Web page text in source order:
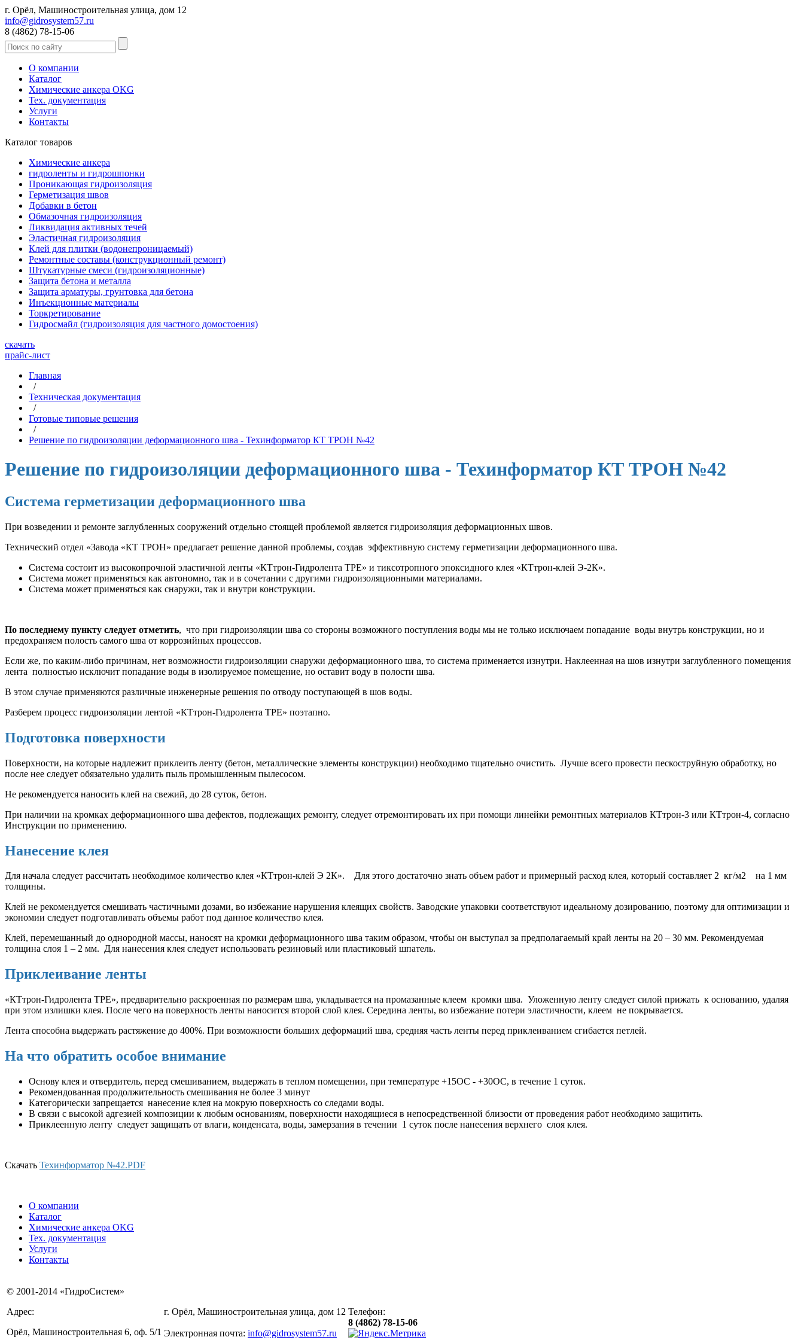
г. Орёл, Машиностроительная улица, дом 12
info@gidrosystem57.ru
8 (4862) 78-15-06
О компании
Каталог
Химические анкера OKG
Тех. документация
Услуги
Контакты
Каталог товаров
Химические анкера
гидроленты и гидрошпонки
Проникающая гидроизоляция
Герметизация швов
Добавки в бетон
Обмазочная гидроизоляция
Ликвидация активных течей
Эластичная гидроизоляция
Клей для плитки (водонепроницаемый)
Ремонтные составы (конструкционный ремонт)
Штукатурные смеси (гидроизоляционные)
Защита бетона и металла
Защита арматуры, грунтовка для бетона
Инъекционные материалы
Торкретирование
Гидросмайл (гидроизоляция для частного домостоения)
скачать
прайс-лист
Главная
/
Техническая документация
/
Готовые типовые решения
/
Решение по гидроизоляции деформационного шва - Техинформатор КТ ТРОН №42
Решение по гидроизоляции деформационного шва - Техинформатор КТ ТРОН №42
Система герметизации деформационного шва
При возведении и ремонте заглубленных сооружений отдельно стоящей проблемой является гидроизоляция деформационных швов.
Технический отдел «Завода «КТ ТРОН» предлагает решение данной проблемы, создав эффективную систему герметизации деформационного шва.
Система состоит из высокопрочной эластичной ленты «КТтрон-Гидролента ТРЕ» и тиксотропного эпоксидного клея «КТтрон-клей Э-2К».
Система может применяться как автономно, так и в сочетании с другими гидроизоляционными материалами.
Система может применяться как снаружи, так и внутри конструкции.
По последнему пункту следует отметить, что при гидроизоляции шва со стороны возможного поступления воды мы не только исключаем попадание воды внутрь конструкции, но и
предохраняем полость самого шва от коррозийных процессов.
Если же, по каким-либо причинам, нет возможности гидроизоляции снаружи деформационного шва, то система применяется изнутри. Наклеенная на шов изнутри заглубленного помещения
лента полностью исключит попадание воды в изолируемое помещение, но оставит воду в полости шва.
В этом случае применяются различные инженерные решения по отводу поступающей в шов воды.
Разберем процесс гидроизоляции лентой «КТтрон-Гидролента ТРЕ» поэтапно.
Подготовка поверхности
Поверхности, на которые надлежит приклеить ленту (бетон, металлические элементы конструкции) необходимо тщательно очистить. Лучше всего провести пескоструйную обработку, но
после нее следует обязательно удалить пыль промышленным пылесосом.
Не рекомендуется наносить клей на свежий, до 28 суток, бетон.
При наличии на кромках деформационного шва дефектов, подлежащих ремонту, следует отремонтировать их при помощи линейки ремонтных материалов КТтрон-3 или КТтрон-4, согласно
Инструкции по применению.
Нанесение клея
Для начала следует рассчитать необходимое количество клея «КТтрон-клей Э 2К». Для этого достаточно знать объем работ и примерный расход клея, который составляет 2 кг/м2 на 1 мм
толщины.
Клей не рекомендуется смешивать частичными дозами, во избежание нарушения клеящих свойств. Заводские упаковки соответствуют идеальному дозированию, поэтому для оптимизации и
экономии следует подготавливать объемы работ под данное количество клея.
Клей, перемешанный до однородной массы, наносят на кромки деформационного шва таким образом, чтобы он выступал за предполагаемый край ленты на 20 – 30 мм. Рекомендуемая
толщина слоя 1 – 2 мм. Для нанесения клея следует использовать резиновый или пластиковый шпатель.
Приклеивание ленты
«КТтрон-Гидролента ТРЕ», предварительно раскроенная по размерам шва, укладывается на промазанные клеем кромки шва. Уложенную ленту следует силой прижать к основанию, удаляя
при этом излишки клея. После чего на поверхность ленты наносится второй слой клея. Середина ленты, во избежание потери эластичности, клеем не покрывается.
Лента способна выдержать растяжение до 400%. При возможности больших деформаций шва, средняя часть ленты перед приклеиванием сгибается петлей.
На что обратить особое внимание
Основу клея и отвердитель, перед смешиванием, выдержать в теплом помещении, при температуре +15ОС - +30ОС, в течение 1 суток.
Рекомендованная продолжительность смешивания не более 3 минут
Категорически запрещается нанесение клея на мокрую поверхность со следами воды.
В связи с высокой адгезией композиции к любым основаниям, поверхности находящиеся в непосредственной близости от проведения работ необходимо защитить.
Приклеенную ленту следует защищать от влаги, конденсата, воды, замерзания в течении 1 суток после нанесения верхнего слоя клея.
Скачать Техинформатор №42.PDF
О компании
Каталог
Химические анкера OKG
Тех. документация
Услуги
Контакты
© 2001-2014 «ГидроСистем»
Адрес:
Орёл, Машиностроительная 6, оф. 5/1
г. Орёл, Машиностроительная улица, дом 12
Электронная почта: info@gidrosystem57.ru
Телефон:
8 (4862) 78-15-06